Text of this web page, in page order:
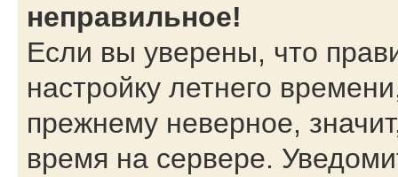
неправильное!
Если вы уверены, что
настройку летнего
прежнему неверное,
время на сервере.